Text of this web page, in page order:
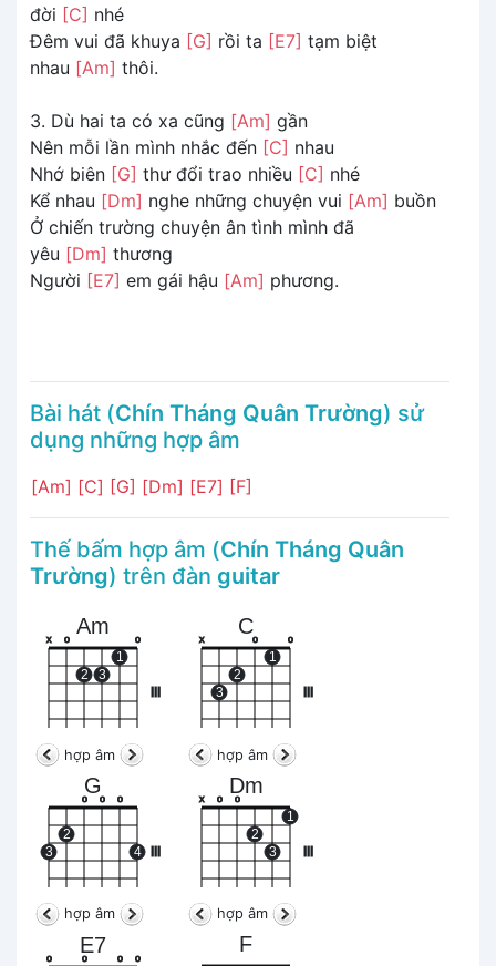
đời [C] nhé
Đêm vui đã khuya [G] rồi ta [E7] tạm biệt
nhau [Am] thôi.
3. Dù hai ta có xa cũng [Am] gần
Nên mỗi lần mình nhắc đến [C] nhau
Nhớ biên [G] thư đổi trao nhiều [C] nhé
Kể nhau [Dm] nghe những chuyện vui [Am] buồn
Ở chiến trường chuyện ân tình mình đã
yêu [Dm] thương
Người [E7] em gái hậu [Am] phương.
Bài hát (Chín Tháng Quân Trường) sử
dụng những hợp âm
[Am] [C] [G] [Dm] [E7] [F]
Thế bấm hợp âm (Chín Tháng Quân
Trường) trên đàn guitar
Am
x o
2 3
1
o
hợp âm
C
x
3
2
o
1
o
hợp âm
G
III
3
2
o o o
4
hợp âm
Dm
x o o
2
3
1
hợp âm
E7
o o o o
F